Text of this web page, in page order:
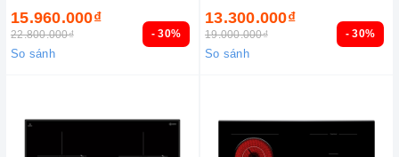
- 30%
15.960.000₫
22.800.000₫
So sánh
- 30%
13.300.000₫
19.000.000₫
So sánh